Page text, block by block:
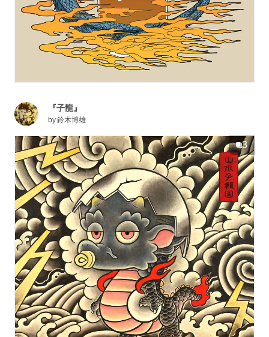
『子龍』
by鈴木博雄
3